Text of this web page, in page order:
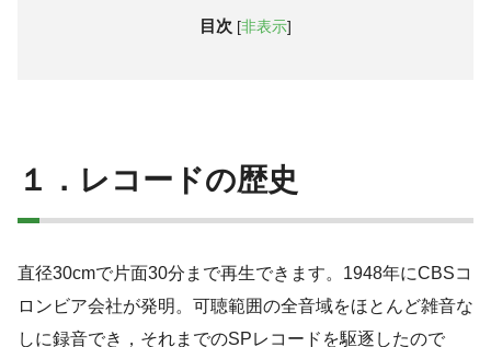
目次 [非表示]
１．レコードの歴史
直径30cmで片面30分まで再生できます。1948年にCBSコ
ロンビア会社が発明。可聴範囲の全音域をほとんど雑音な
しに録音でき，それまでのSPレコードを駆逐したので